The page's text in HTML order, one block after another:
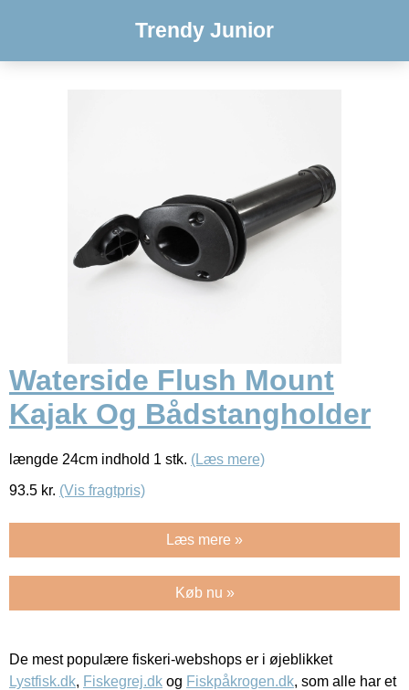
Trendy Junior
Waterside Flush Mount
Kajak Og Bådstangholder
længde 24cm indhold 1 stk. (Læs mere)
93.5 kr. (Vis fragtpris)
Læs mere »
Køb nu »
De mest populære fiskeri-webshops er i øjeblikket
Lystfisk.dk, Fiskegrej.dk og Fiskpåkrogen.dk, som alle har et